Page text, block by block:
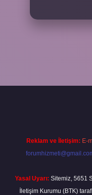
Reklam ve İletişim: E-
Yasal Uyarı: Sitemiz, 5651
İletişim Kurumu (BTK)